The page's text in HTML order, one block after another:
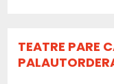
TEATRE PARE